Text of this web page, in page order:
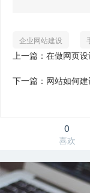
企业网站建设
上一篇：在做网页
下一篇：网站如何
0
喜欢